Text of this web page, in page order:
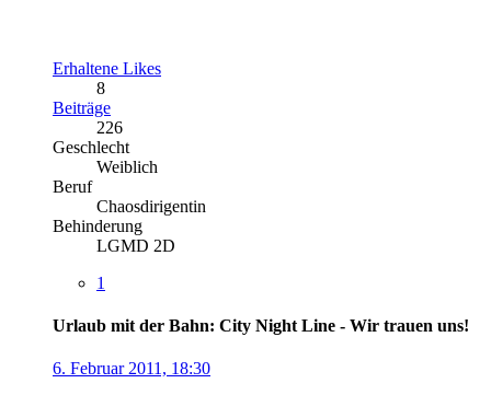
Erhaltene Likes
8
Beiträge
226
Geschlecht
Weiblich
Beruf
Chaosdirigentin
Behinderung
LGMD 2D
1
Urlaub mit der Bahn: City Night Line - Wir trauen uns!
6. Februar 2011, 18:30